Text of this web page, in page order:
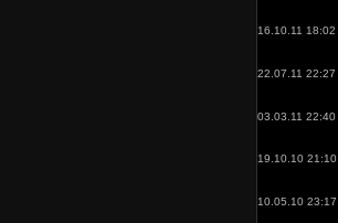
16.10.11 18:02
22.07.11 22:27
03.03.11 22:40
19.10.10 21:10
10.05.10 23:17